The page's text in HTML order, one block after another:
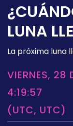
LUNA
La próxima luna
VIERNES, 28
4:19:57
(UTC, UTC)